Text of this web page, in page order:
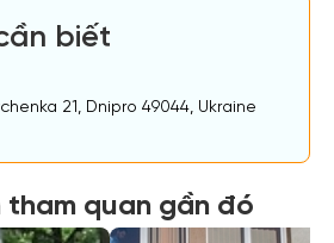
biết
21, Dnipro 49044, Ukraine
quan gần đó